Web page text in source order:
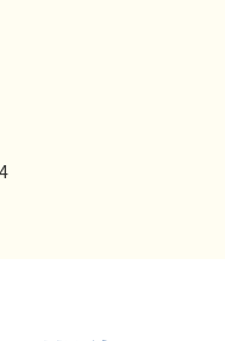
4